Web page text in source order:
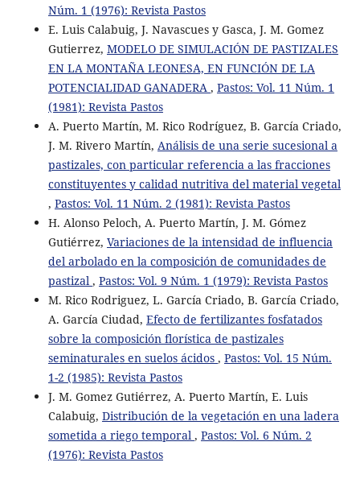
Núm. 1 (1976): Revista Pastos
E. Luis Calabuig, J. Navascues y Gasca, J. M. Gomez
Gutierrez, MODELO DE SIMULACIÓN DE PASTIZALES
EN LA MONTAÑA LEONESA, EN FUNCIÓN DE LA
POTENCIALIDAD GANADERA , Pastos: Vol. 11 Núm. 1
(1981): Revista Pastos
A. Puerto Martín, M. Rico Rodríguez, B. García Criado,
J. M. Rivero Martín, Análisis de una serie sucesional a
pastizales, con particular referencia a las fracciones
constituyentes y calidad nutritiva del material vegetal
, Pastos: Vol. 11 Núm. 2 (1981): Revista Pastos
H. Alonso Peloch, A. Puerto Martín, J. M. Gómez
Gutiérrez, Variaciones de la intensidad de influencia
del arbolado en la composición de comunidades de
pastizal , Pastos: Vol. 9 Núm. 1 (1979): Revista Pastos
M. Rico Rodriguez, L. García Criado, B. García Criado,
A. García Ciudad, Efecto de fertilizantes fosfatados
sobre la composición florística de pastizales
seminaturales en suelos ácidos , Pastos: Vol. 15 Núm.
1-2 (1985): Revista Pastos
J. M. Gomez Gutiérrez, A. Puerto Martín, E. Luis
Calabuig, Distribución de la vegetación en una ladera
sometida a riego temporal , Pastos: Vol. 6 Núm. 2
(1976): Revista Pastos